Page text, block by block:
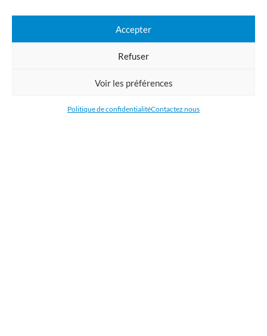
Accepter
Refuser
Voir les préférences
Politique de confidentialitéContactez nous
Imprimerie numérique grand format
entreprise. Nous imprimons : bâche, tissu, film adhésive, drapeau,
Belgique, aux Pays-Bas et au Luxembourg et dans la plupart des pays de